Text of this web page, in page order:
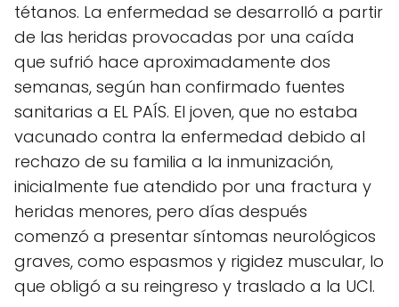
tétanos. La enfermedad se desarrolló a partir
de las heridas provocadas por una caída
que sufrió hace aproximadamente dos
semanas, según han confirmado fuentes
sanitarias a EL PAÍS. El joven, que no estaba
vacunado contra la enfermedad debido al
rechazo de su familia a la inmunización,
inicialmente fue atendido por una fractura y
heridas menores, pero días después
comenzó a presentar síntomas neurológicos
graves, como espasmos y rigidez muscular, lo
que obligó a su reingreso y traslado a la UCI.